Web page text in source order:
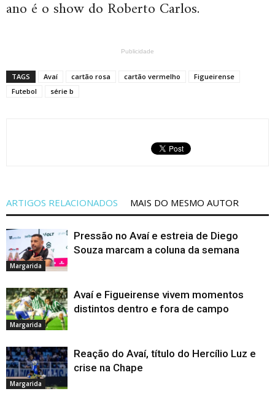
ano é o show do Roberto Carlos.
Publicidade
TAGS Avaí cartão rosa cartão vermelho
Figueirense
Futebol
série b
ARTIGOS RELACIONADOS MAIS DO MESMO AUTOR
Margarida
Pressão no Avaí e estreia de Diego
Souza marcam a coluna da semana
Margarida
Avaí e Figueirense vivem momentos
distintos dentro e fora de campo
Margarida
Reação do Avaí, título do Hercílio Luz e
crise na Chape